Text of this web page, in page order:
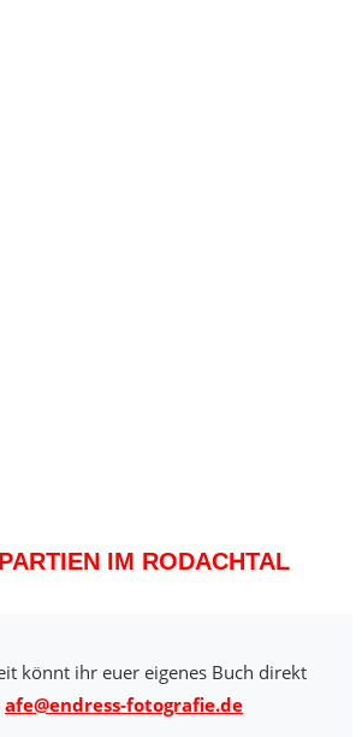
IM RODACHTAL
könnt ihr euer eigenes Buch direkt
afe@endress-fotografie.de